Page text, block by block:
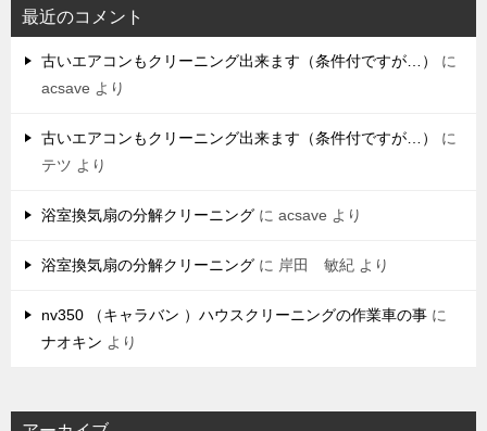
最近のコメント
古いエアコンもクリーニング出来ます（条件付ですが…）
に
acsave より
古いエアコンもクリーニング出来ます（条件付ですが…）
に
テツ より
浴室換気扇の分解クリーニング に acsave より
浴室換気扇の分解クリーニング に 岸田 敏紀 より
nv350 （キャラバン ）ハウスクリーニングの作業車の事 に
ナオキン より